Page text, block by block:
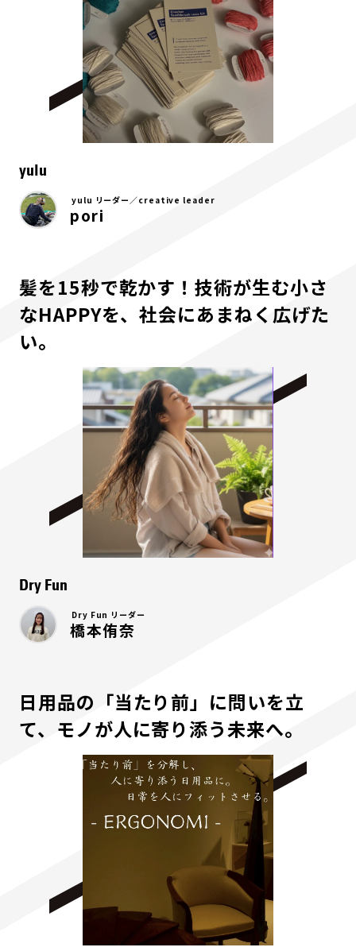
yulu
yulu リーダー／creative leader
pori
髪を15秒で乾かす！技術が生む小さ
なHAPPYを、社会にあまねく広げた
い。
Dry Fun
Dry Fun リーダー
橋本侑奈
日用品の「当たり前」に問いを立
て、モノが人に寄り添う未来へ。